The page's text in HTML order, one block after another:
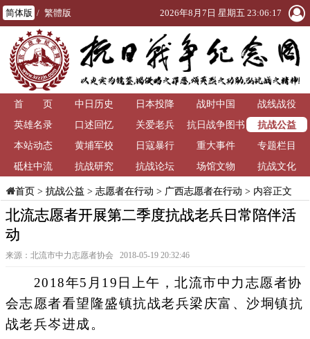
简体版 / 繁體版 2026年8月7日 星期五 23:06:18
首 页 中日历史 日本投降 战时中国
战线战役
英雄名录
口述回忆 关爱老兵
抗日战争图书
馆
抗战公益
本站动态
黄埔军校 日寇暴行 重大事件
专题栏目
砥柱中流
抗战研究 抗战论坛 场馆文物 抗战文化
首页> 抗战公益 > 志愿者在行动 > 广西志愿者在行动 > 内容正文
北流志愿者开展第二季度抗战老兵日常陪伴活
动
来源：北流市中力志愿者协会 2018-05-19 20:32:46
2018年5月19日上午，北流市中力志愿者协
会志愿者看望隆盛镇抗战老兵梁庆富、沙垌镇抗
战老兵岑进成。